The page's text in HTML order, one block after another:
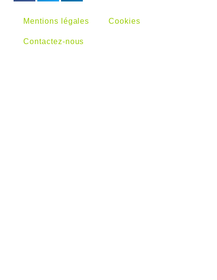
Mentions légales Cookies
Contactez-nous